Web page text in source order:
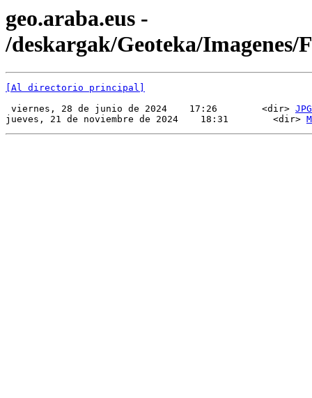
geo.araba.eus -
/deskargak/Geoteka/Imagenes/
[Al directorio principal]
viernes, 28 de junio de 2024    17:26        <dir> JPG
jueves, 21 de noviembre de 2024    18:31        <dir>